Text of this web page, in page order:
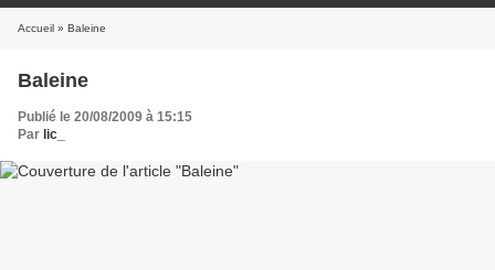
Accueil » Baleine
Baleine
Publié le 20/08/2009 à 15:15
Par lic_